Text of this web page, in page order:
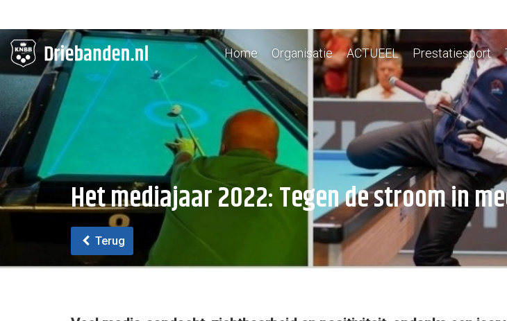
Home Organisatie ACTUEEL Prestatiesport
Het mediajaar 2022: Tegen de stroom in
Terug